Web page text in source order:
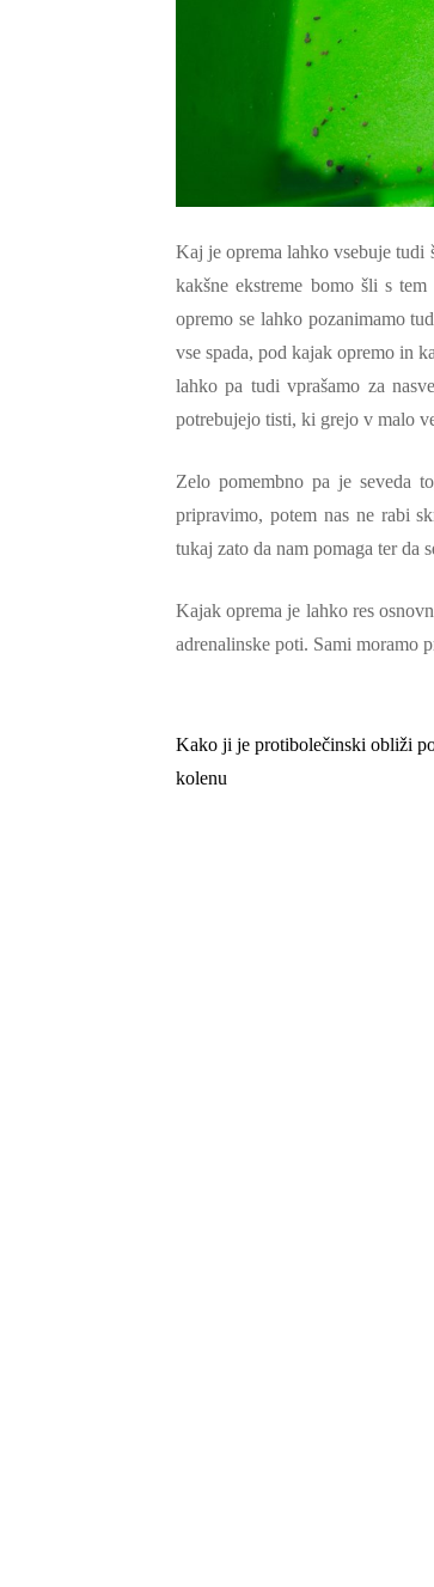
Kaj je oprema lahko vsebuje tudi
kakšne ekstreme bomo šli s
opremo se lahko pozanimamo
vse spada, pod kajak opremo in
lahko pa tudi vprašamo za
potrebujejo tisti, ki grejo v malo
Zelo pomembno pa je seveda
pripravimo, potem nas ne rabi
tukaj zato da nam pomaga ter da
Kajak oprema je lahko res
adrenalinske poti. Sami moramo
Navigacija
Kako ji je protibolečinski obliži
kolenu